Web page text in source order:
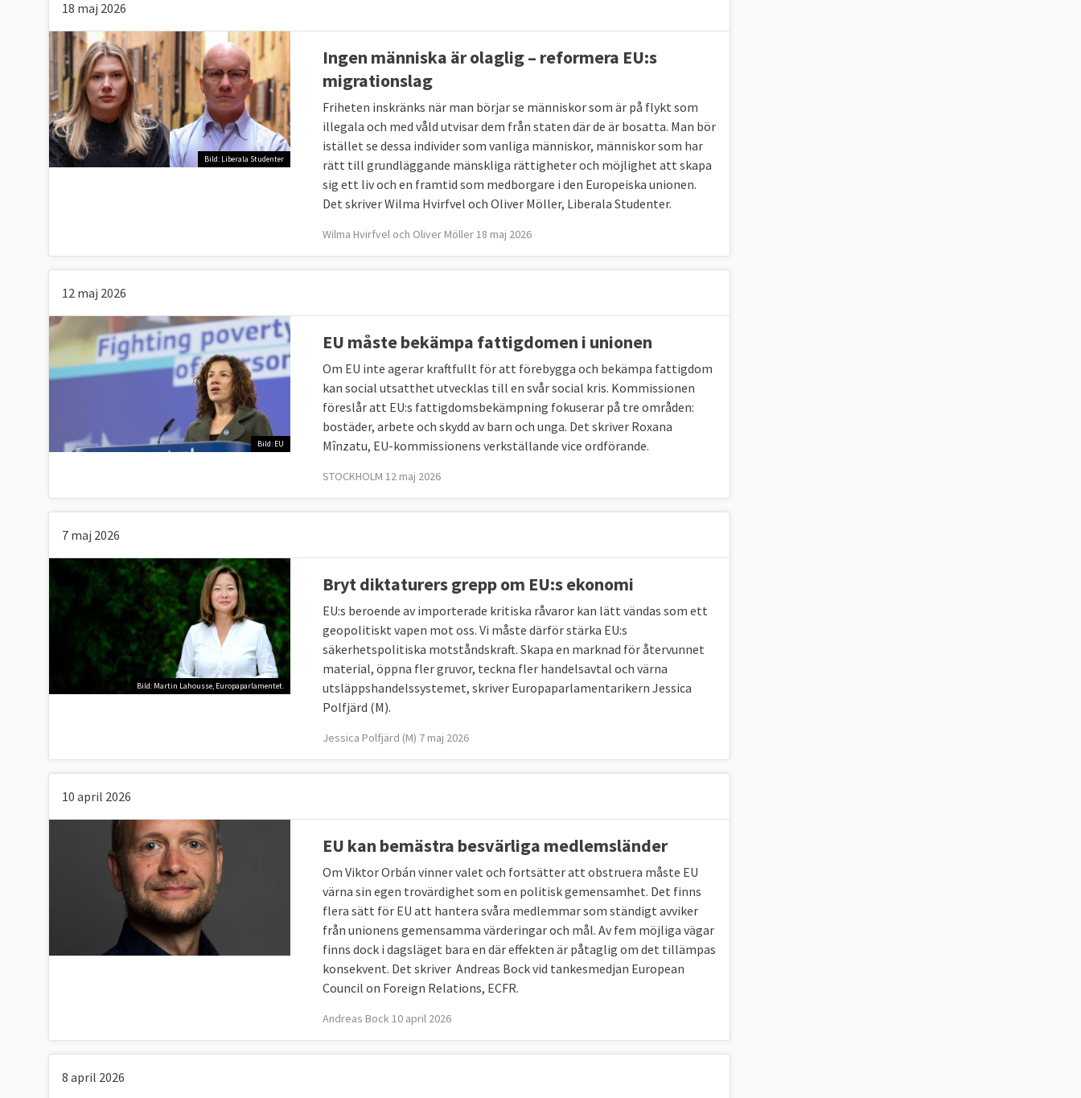
18 maj 2026
Bild: Liberala Studenter
Ingen människa är olaglig – reformera EU:s
migrationslag
Friheten inskränks när man börjar se människor som är på flykt som
illegala och med våld utvisar dem från staten där de är bosatta. Man bör
istället se dessa individer som vanliga människor, människor som har
rätt till grundläggande mänskliga rättigheter och möjlighet att skapa
sig ett liv och en framtid som medborgare i den Europeiska unionen.
Det skriver Wilma Hvirfvel och Oliver Möller, Liberala Studenter.
Wilma Hvirfvel och Oliver Möller 18 maj 2026
12 maj 2026
Bild: EU
EU måste bekämpa fattigdomen i unionen
Om EU inte agerar kraftfullt för att förebygga och bekämpa fattigdom
kan social utsatthet utvecklas till en svår social kris. Kommissionen
föreslår att EU:s fattigdomsbekämpning fokuserar på tre områden:
bostäder, arbete och skydd av barn och unga. Det skriver Roxana
Mînzatu, EU-kommissionens verkställande vice ordförande.
STOCKHOLM 12 maj 2026
7 maj 2026
Bild: Martin Lahousse, Europaparlamentet.
Bryt diktaturers grepp om EU:s ekonomi
EU:s beroende av importerade kritiska råvaror kan lätt vändas som ett
geopolitiskt vapen mot oss. Vi måste därför stärka EU:s
säkerhetspolitiska motståndskraft. Skapa en marknad för återvunnet
material, öppna fler gruvor, teckna fler handelsavtal och värna
utsläppshandelssystemet, skriver Europaparlamentarikern Jessica
Polfjärd (M).
Jessica Polfjärd (M) 7 maj 2026
10 april 2026
EU kan bemästra besvärliga medlemsländer
Om Viktor Orbán vinner valet och fortsätter att obstruera måste EU
värna sin egen trovärdighet som en politisk gemensamhet. Det finns
flera sätt för EU att hantera svåra medlemmar som ständigt avviker
från unionens gemensamma värderingar och mål. Av fem möjliga vägar
finns dock i dagsläget bara en där effekten är påtaglig om det tillämpas
konsekvent. Det skriver Andreas Bock vid tankesmedjan European
Council on Foreign Relations, ECFR.
Andreas Bock 10 april 2026
8 april 2026